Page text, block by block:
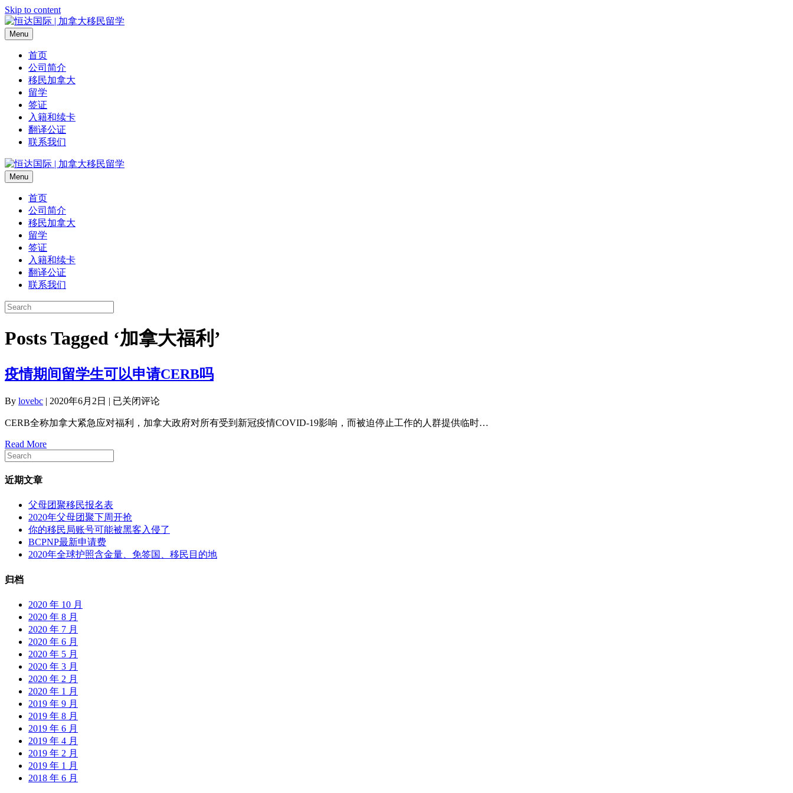
Skip to content
Menu
首页
公司简介
移民加拿大
留学
签证
入籍和续卡
翻译公证
联系我们
Menu
首页
公司简介
移民加拿大
留学
签证
入籍和续卡
翻译公证
联系我们
Posts Tagged ‘加拿大福利’
疫情期间留学生可以申请CERB吗
By lovebc | 2020年6月2日 | 疫
期
留
学
以
申
请
CERB
已关闭评论
CERB全称加拿大紧急应对福利，加拿大政府对所有受到新冠疫情COVID-19影响，而被迫停止工作的人群提供临时…
Read More
近期文章
父母团聚移民报名表
2020年父母团聚下周开抢
你的移民局账号可能被黑客入侵了
BCPNP最新申请费
2020年全球护照含金量、免签国、移民目的地
归档
2020 年 10 月
2020 年 8 月
2020 年 7 月
2020 年 6 月
2020 年 5 月
2020 年 3 月
2020 年 2 月
2020 年 1 月
2019 年 9 月
2019 年 8 月
2019 年 6 月
2019 年 4 月
2019 年 2 月
2019 年 1 月
2018 年 6 月